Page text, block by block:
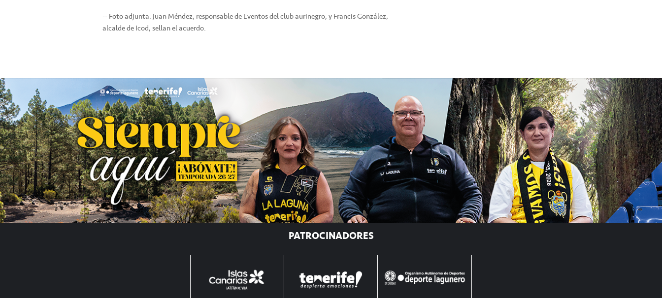
-- Foto adjunta: Juan Méndez, responsable de Eventos del club aurinegro; y Francis González,
alcalde de Icod, sellan el acuerdo.
PATROCINADORES